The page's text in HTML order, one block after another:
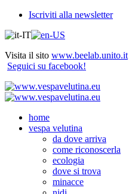
Iscriviti alla newsletter
Visita il sito www.beelab.unito.it
Seguici su facebook!
home
vespa velutina
da dove arriva
come riconoscerla
ecologia
dove si trova
minacce